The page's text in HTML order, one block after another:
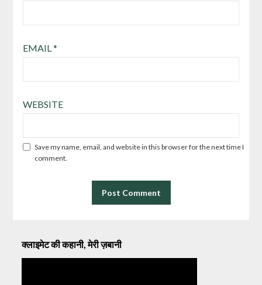
EMAIL*
WEBSITE
Save my name, email, and website in this browser for the next time I
comment.
क्लाइमेट की कहानी, मेरी ज़बानी